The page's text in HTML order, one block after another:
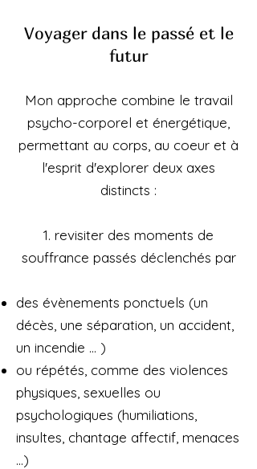
Voyager dans le passé et le
futur
Mon approche combine le travail
psycho-corporel et énergétique,
permettant au corps, au coeur et à
l'esprit d'explorer deux axes
distincts :
1. revisiter des moments de
souffrance passés déclenchés par
des évènements ponctuels (un
décès, une séparation, un accident,
un incendie ... )
ou répétés, comme des violences
physiques, sexuelles ou
psychologiques (humiliations,
insultes, chantage affectif, menaces
...)